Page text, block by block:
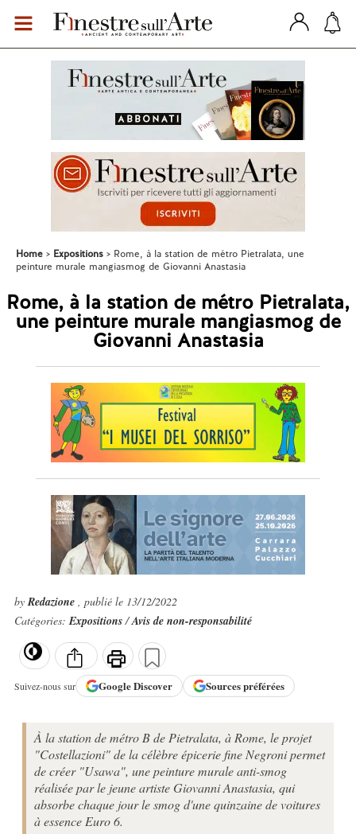
Home Expositions
Rome, à la station de métro Pietralata, une
peinture murale mangiasmog de Giovanni Anastasia
Rome, à la station de métro Pietralata,
une peinture murale mangiasmog de
Giovanni Anastasia
byRedazione , publié le 13/12/2022
Catégories:Expositions/Avis de non-responsabilité
Suivez-nous sur GoogleDiscover Sources préférées
À la station de métro B de Pietralata, à Rome, le projet
"Costellazioni" de la célèbre épicerie fine Negroni permet
de créer "Usawa", une peinture murale anti-smog
réalisée par le jeune artiste Giovanni Anastasia, qui
absorbe chaque jour le smog d'une quinzaine de voitures
à essence Euro 6.